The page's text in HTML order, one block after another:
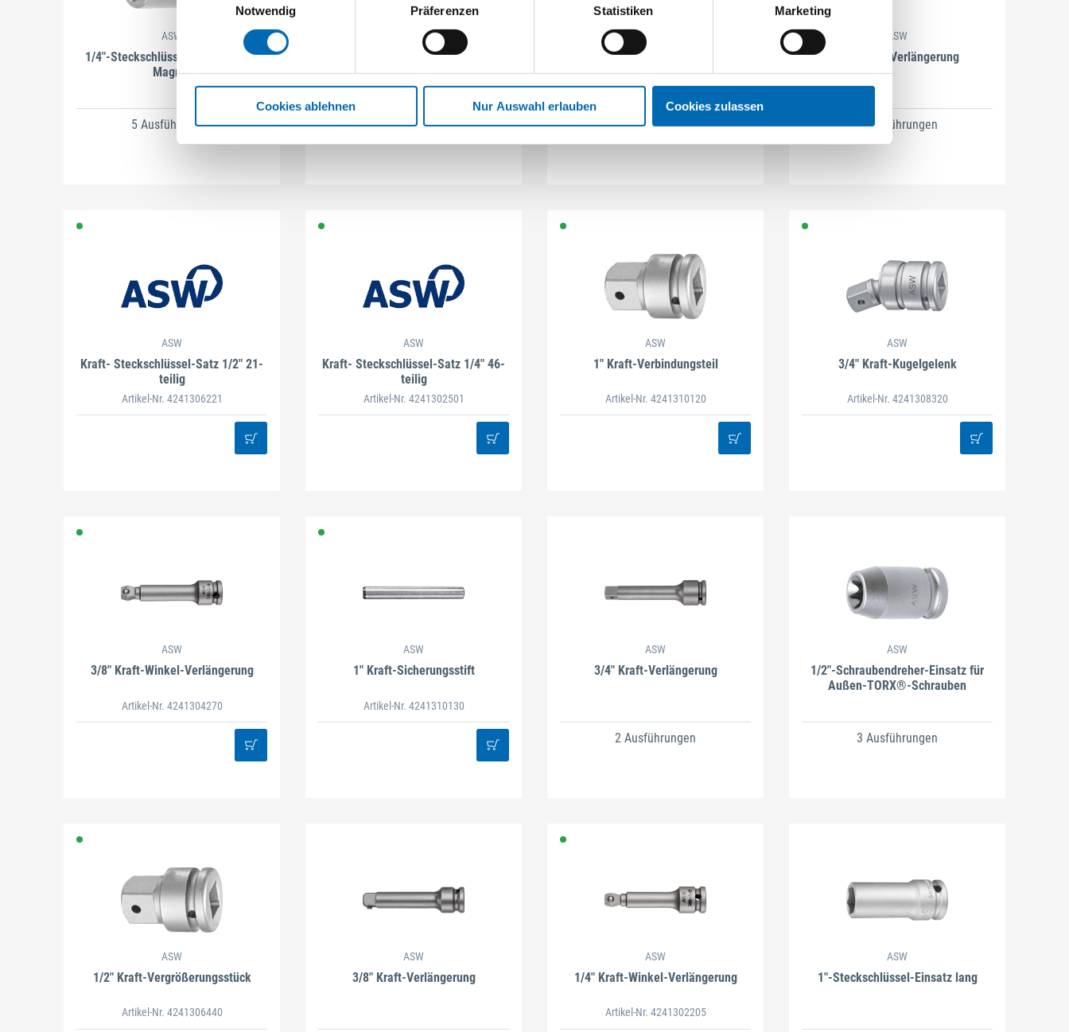
Notwendig
Präferenzen Statistiken Marketing
Cookies ablehnen Nur Auswahl erlauben Cookies zulassen
ASW
1/4"-Steckschlüssel-Einsatz ohne
Magnet
5 Ausführungen
ASW
1/4"-Steckschlüssel-Einsatz
magnetisch lang
4 Ausführungen
ASW
1" Kraft-Steckschlüssel-Einsatz kurz
9 Ausführungen
ASW
1/4" Kraft-Verlängerung
2 Ausführungen
ASW
Kraft- Steckschlüssel-Satz 1/2" 21-
teilig
Artikel-Nr. 4241306221
ASW
Kraft- Steckschlüssel-Satz 1/4" 46-
teilig
Artikel-Nr. 4241302501
ASW
1" Kraft-Verbindungsteil
Artikel-Nr. 4241310120
ASW
3/4" Kraft-Kugelgelenk
Artikel-Nr. 4241308320
ASW
3/8" Kraft-Winkel-Verlängerung
Artikel-Nr. 4241304270
ASW
1" Kraft-Sicherungsstift
Artikel-Nr. 4241310130
ASW
3/4" Kraft-Verlängerung
2 Ausführungen
ASW
1/2"-Schraubendreher-Einsatz für
Außen-TORX®-Schrauben
3 Ausführungen
ASW
1/2" Kraft-Vergrößerungsstück
Artikel-Nr. 4241306440
ASW
3/8" Kraft-Verlängerung
ASW
1/4" Kraft-Winkel-Verlängerung
Artikel-Nr. 4241302205
ASW
1"-Steckschlüssel-Einsatz lang